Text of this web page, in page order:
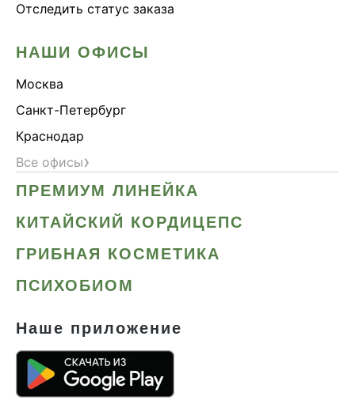
Отследить статус заказа
НАШИ ОФИСЫ
Москва
Санкт-Петербург
Краснодар
Все офисы›
ПРЕМИУМ ЛИНЕЙКА
КИТАЙСКИЙ КОРДИЦЕПС
ГРИБНАЯ КОСМЕТИКА
ПСИХОБИОМ
Наше приложение